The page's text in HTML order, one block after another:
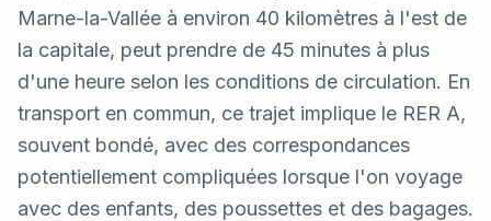
Marne-la-Vallée à environ 40 kilomètres à l'est de
la capitale, peut prendre de 45 minutes à plus
d'une heure selon les conditions de circulation. En
transport en commun, ce trajet implique le RER A,
souvent bondé, avec des correspondances
potentiellement compliquées lorsque l'on voyage
avec des enfants, des poussettes et des bagages.